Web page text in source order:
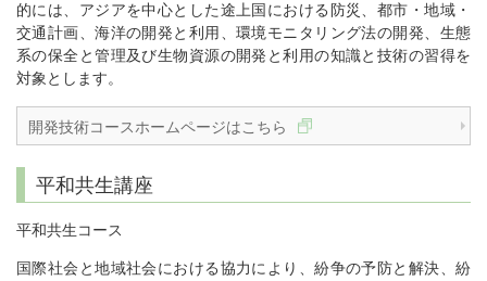
的には、アジアを中心とした途上国における防災、都市・地域・
交通計画、海洋の開発と利用、環境モニタリング法の開発、生態
系の保全と管理及び生物資源の開発と利用の知識と技術の習得を
対象とします。
開発技術コースホームページはこちら
平和共生講座
平和共生コース
国際社会と地域社会における協力により、紛争の予防と解決、紛